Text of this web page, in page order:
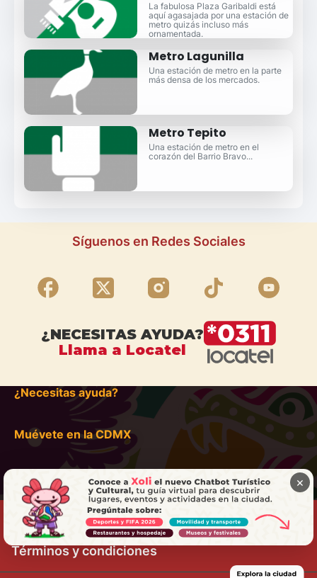
La fabulosa Plaza Garibaldi está
aquí agasajada por una estación de
metro quizás incluso más
ornamentada.
Metro Lagunilla
Una estación de metro en la parte
más densa de los mercados.
Metro Tepito
Una estación de metro en el
corazón del Barrio Bravo...
Síguenos en Redes Sociales
¿NECESITAS AYUDA?
Llama a Locatel
¿Necesitas ayuda?
Muévete en la CDMX
Términos y condiciones
×